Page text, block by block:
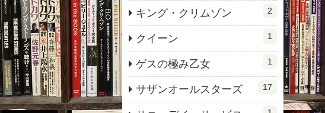
キング・クリムゾン 2
クイーン 1
ゲスの極み乙女 1
サザンオールスターズ 17